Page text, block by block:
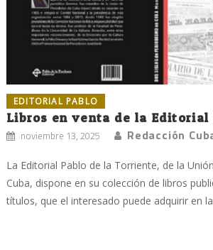
EDITORIAL PABLO
Libros en venta de la Editorial
noviembre 13, 2025 Redacción
La Editorial Pablo de la Torriente, de la
Cuba, dispone en su colección de libros
títulos, que el interesado puede adquirir en